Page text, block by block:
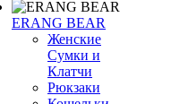
ERANG BEAR
Женские
Сумки и
Клатчи
Рюкзаки